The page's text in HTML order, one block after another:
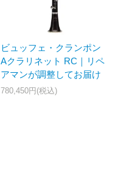
ビュッフェ・クランポン
Aクラリネット RC｜リペ
アマンが調整してお届け
780,450円(税込)